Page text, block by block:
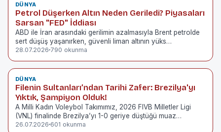
DÜNYA
Petrol Düşerken Altın Neden Geriledi? Piyasaları
Sarsan "FED" İddiası
ABD ile İran arasındaki gerilimin azalmasıyla Brent petrolde
sert düşüş yaşanırken, güvenli liman altının yüks…
28.07.2026 790 okunma
DÜNYA
Filenin Sultanları’ndan Tarihi Zafer: Brezilya'yı
Yıktık, Şampiyon Olduk!
A Milli Kadın Voleybol Takımımız, 2026 FIVB Milletler Ligi
(VNL) finalinde Brezilya’yı 1-0 geriye düştüğü muaz…
26.07.2026 601 okunma